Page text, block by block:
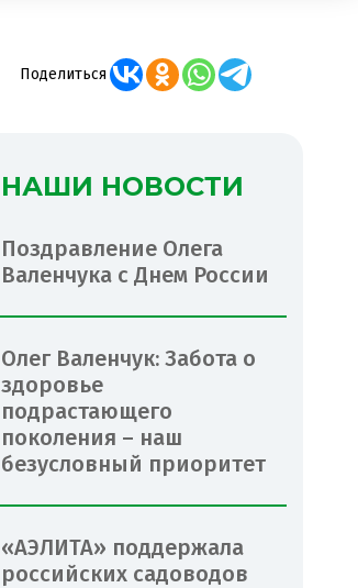
Поделиться
НАШИ НОВОСТИ
Поздравление Олега
Валенчука с Днем России
Олег Валенчук: Забота о
здоровье
подрастающего
поколения – наш
безусловный приоритет
«АЭЛИТА» поддержала
российских садоводов